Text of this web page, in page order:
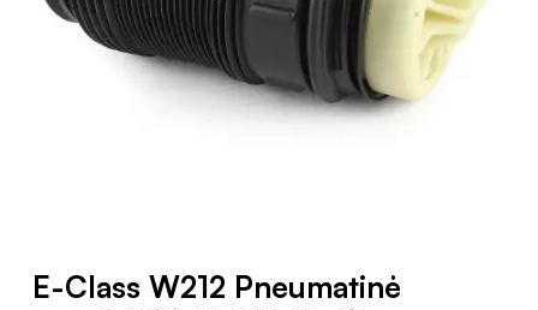
E-Class W212 Pneumatinė